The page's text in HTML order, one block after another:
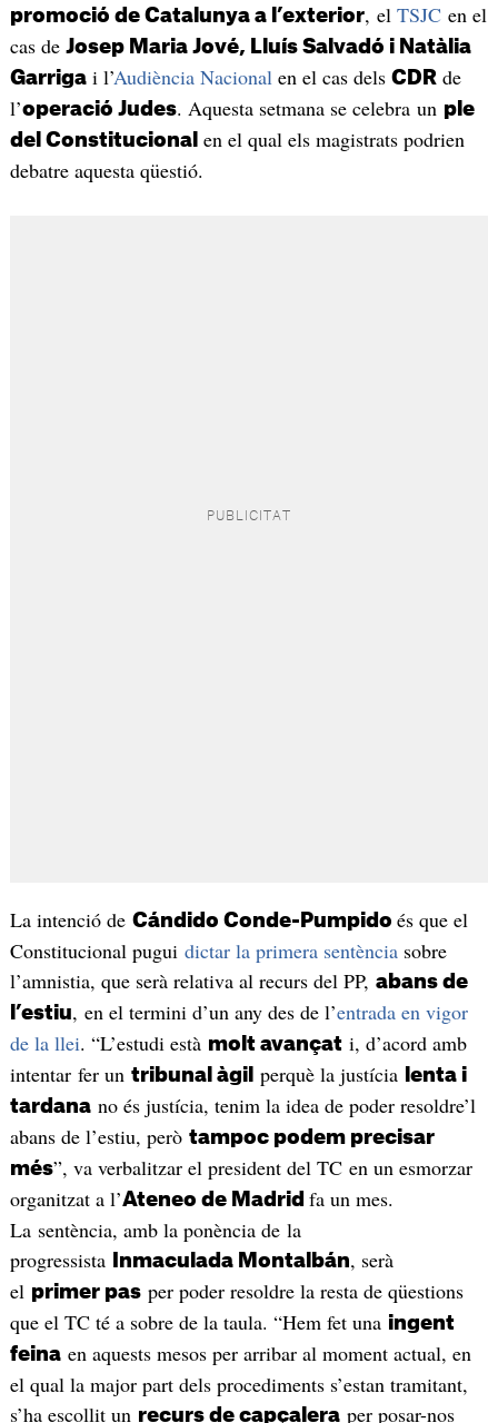
promoció de Catalunya a l’exterior, el TSJCen el
cas de Josep Maria Jové, Lluís Salvadó i Natàlia
Garrigai l’Audiència Nacionalen el cas dels CDRde
l’operació Judes. Aquesta setmana se celebra un ple
del Constitucional en el qual els magistrats podrien
debatre aquesta qüestió.
La intenció de Cándido Conde-Pumpido és que el
Constitucional pugui dictar la primera sentènciasobre
l’amnistia, que serà relativa al recurs del PP, abans de
l’estiu, en el termini d’un any des de l’entrada en vigor
de la llei. “L’estudi està molt avançati, d’acord amb
intentar fer un tribunal àgil perquè la justícia
lenta i
tardanano és justícia, tenim la idea de poder resoldre’l
abans de l’estiu, però tampoc podem precisar
més”, va verbalitzar el president del TC en un esmorzar
organitzat a l’Ateneo de Madrid fa un mes.
La sentència, amb la ponència de la
progressista
Inmaculada Montalbán, serà
el primer pasper poder resoldre la resta de qüestions
que el TC té a sobre de la taula. “Hem fet una ingent
feinaen aquests mesos per arribar al moment actual, en
el qual la major part dels procediments s’estan tramitant,
s’ha escollit un recurs de capçaleraper posar-nos